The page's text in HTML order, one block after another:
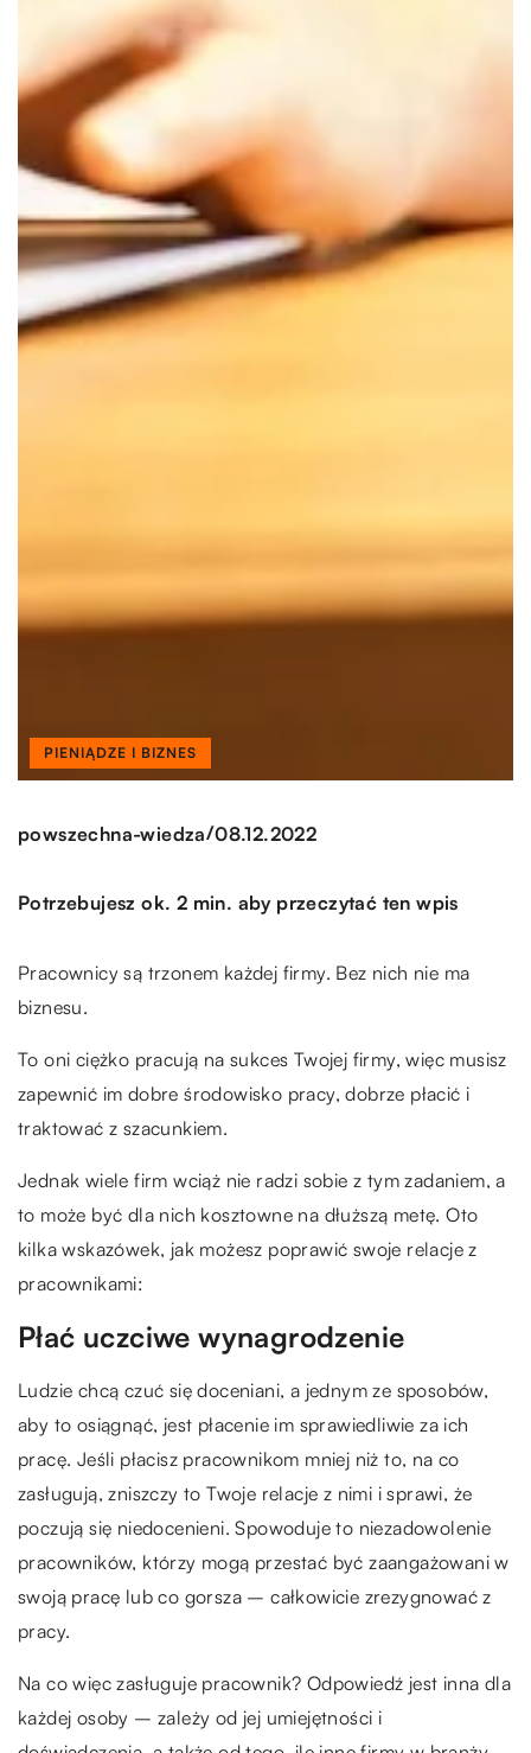
PIENIĄDZE I BIZNES
powszechna-wiedza/08.12.2022
Potrzebujesz ok. 2 min. aby przeczytać ten wpis
Pracownicy są trzonem każdej firmy. Bez nich nie ma
biznesu.
To oni ciężko pracują na sukces Twojej firmy, więc musisz
zapewnić im dobre środowisko pracy, dobrze płacić i
traktować z szacunkiem.
Jednak wiele firm wciąż nie radzi sobie z tym zadaniem, a
to może być dla nich kosztowne na dłuższą metę. Oto
kilka wskazówek, jak możesz poprawić swoje relacje z
pracownikami:
Płać uczciwe wynagrodzenie
Ludzie chcą czuć się doceniani, a jednym ze sposobów,
aby to osiągnąć, jest płacenie im sprawiedliwie za ich
pracę. Jeśli płacisz pracownikom mniej niż to, na co
zasługują, zniszczy to Twoje relacje z nimi i sprawi, że
poczują się niedocenieni. Spowoduje to niezadowolenie
pracowników, którzy mogą przestać być zaangażowani w
swoją pracę lub co gorsza – całkowicie zrezygnować z
pracy.
Na co więc zasługuje pracownik? Odpowiedź jest inna dla
każdej osoby – zależy od jej umiejętności i